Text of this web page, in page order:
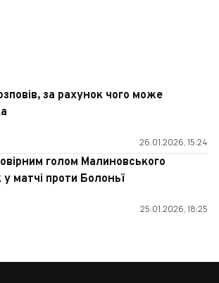
за рахунок чого може
26.01.2026, 15:24
голом Малиновського
матчі проти Болоньї
25.01.2026, 18:25